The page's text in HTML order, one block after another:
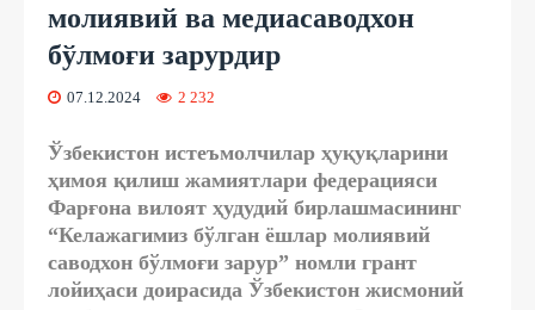
молиявий ва медиасаводхон
бўлмоғи зарурдир
07.12.2024 2 232
Ўзбекистон истеъмолчилар ҳуқуқларини
ҳимоя қилиш жамиятлари федерацияси
Фарғона вилоят ҳудудий бирлашмасининг
“Келажагимиз бўлган ёшлар молиявий
саводхон бўлмоғи зарур” номли грант
лойиҳаси доирасида Ўзбекистон жисмоний